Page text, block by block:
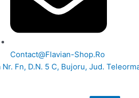
Contact@Flavian-Shop.Ro
Fn, D.N. 5 C, Bujoru, Jud.